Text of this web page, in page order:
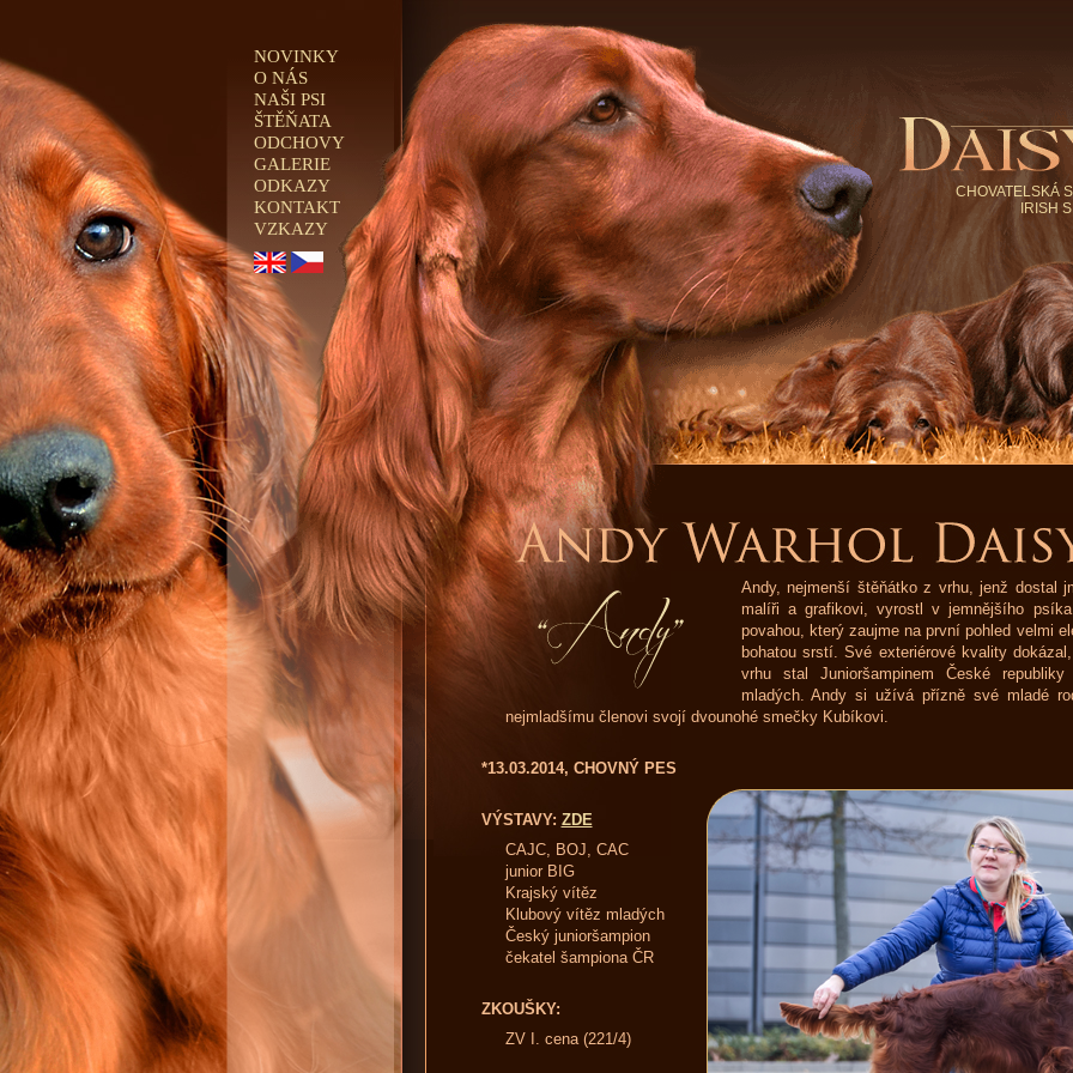
NOVINKY
O NÁS
NAŠI PSI
ŠTĚŇATA
ODCHOVY
GALERIE
ODKAZY
KONTAKT
VZKAZY
CHOVATELSKÁ
IRISH
Andy, nejmenší štěňátko z vrhu, jenž dostal
malíři a grafikovi, vyrostl v jemnějšího
povahou, který zaujme na první pohled velmi
bohatou srstí. Své exteriérové kvality
vrhu stal Junioršampinem České
mladých. Andy si užívá přízně své mladé
nejmladšímu členovi svojí dvounohé smečky Kubíkovi.
*13.03.2014, CHOVNÝ PES
VÝSTAVY: ZDE
CAJC, BOJ, CAC
junior BIG
Krajský vítěz
Klubový vítěz mladých
Český junioršampion
čekatel šampiona ČR
ZKOUŠKY:
ZV I. cena (221/4)